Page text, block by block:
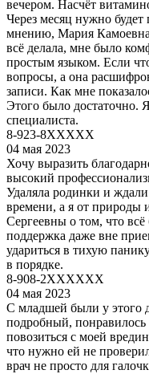
вечером. Насчёт
Через месяц нужно
мнению, Мария Камоевна
всё делала, мне было
простым языком. Если
вопросы, а она
записи. Как мне
Этого было достаточно.
специалиста.
8-923-8XXXXX
04 мая 2023
Хочу выразить
высокий
Удаляла родинки и
времени, а я от природы
Сергеевны о том, что
поддержка даже вне
удариться в тихую
в порядке.
8-908-2XXXXXX
04 мая 2023
С младшей были у этого
подробный,
повозиться с моей
что нужно ей не
врач не просто для